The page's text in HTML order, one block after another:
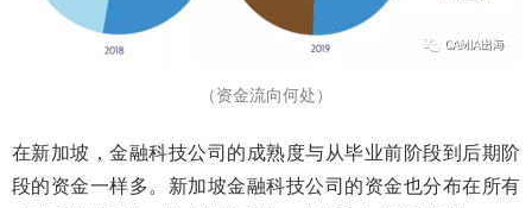
（资金流向何处）
在新加坡，金融科技公司的成熟度与从毕业前阶段到后期阶
段的资金一样多。新加坡金融科技公司的资金也分布在所有